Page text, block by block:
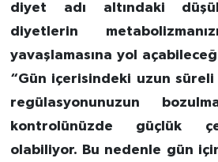
diyet adı altındaki
diyetlerin
yavaşlamasına yol
“Gün içerisindeki uzun süreli
regülasyonunuzun
kontrolünüzde güçlük
olabiliyor. Bu nedenle gün